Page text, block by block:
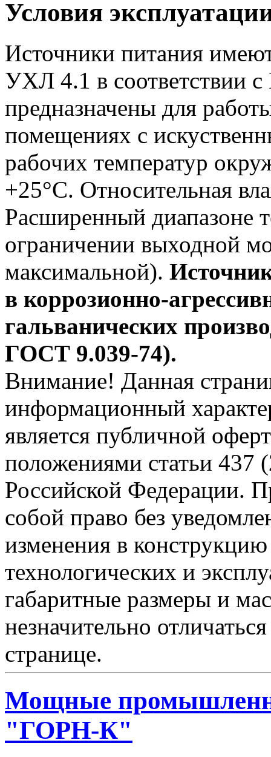
Условия
Источники питания
УХЛ 4.1 в соответствии
предназначены для
помещениях с
рабочих температур
+25°С. Относительная
Расширенный диапазоне
ограничении выходной
максимальной).
в коррозионно-
гальванических
ГОСТ 9.039-74).
Внимание! Данная
информационный
является публичной
положениями статьи 437
Российской Федерации.
собой право без
изменения в
технологических и
габаритные размеры и
незначительно
странице.
Мощные
"ГОРН-К"